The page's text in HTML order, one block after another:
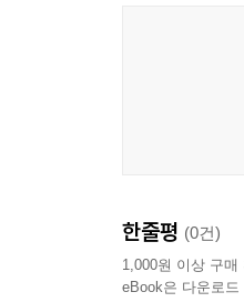
한줄평 (0건)
1,000원 이상 구매
eBook은 다운로